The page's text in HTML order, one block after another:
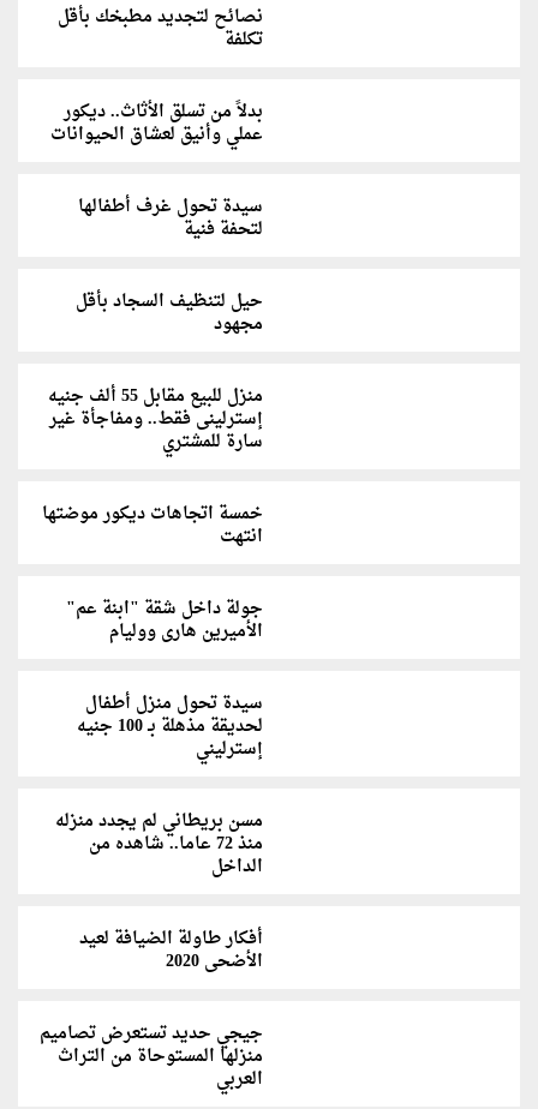
نصائح لتجديد مطبخك بأقل
تكلفة
بدلاً من تسلق الأثاث.. ديكور
عملي وأنيق لعشاق الحيوانات
سيدة تحول غرف أطفالها
لتحفة فنية
حيل لتنظيف السجاد بأقل
مجهود
منزل للبيع مقابل 55 ألف جنيه
إسترلينى فقط.. ومفاجأة غير
سارة للمشتري
خمسة اتجاهات ديكور موضتها
انتهت
جولة داخل شقة "ابنة عم"
الأميرين هارى ووليام
سيدة تحول منزل أطفال
لحديقة مذهلة بـ 100 جنيه
إسترليني
مسن بريطاني لم يجدد منزله
منذ 72 عاما.. شاهده من
الداخل
أفكار طاولة الضيافة لعيد
الأضحى 2020
جيجي حديد تستعرض تصاميم
منزلها المستوحاة من التراث
العربي